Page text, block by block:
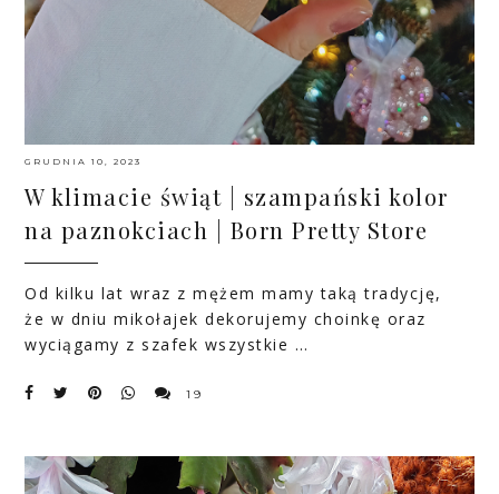
GRUDNIA 10, 2023
W klimacie świąt | szampański kolor
na paznokciach | Born Pretty Store
Od kilku lat wraz z mężem mamy taką tradycję,
że w dniu mikołajek dekorujemy choinkę oraz
wyciągamy z szafek wszystkie …
19